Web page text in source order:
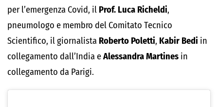
per l’emergenza Covid, il Prof. Luca Richeldi,
pneumologo e membro del Comitato Tecnico
Scientifico, il giornalista Roberto Poletti, Kabir Bedi in
collegamento dall’India eAlessandra Martines in
collegamento da Parigi.